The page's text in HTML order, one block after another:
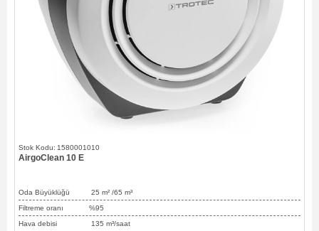
1580001010
AirgoClean 10 E
Oda Büyüklüğü 25 m² /65 m³
Filtreme oranı %95
Hava debisi 135 m³/saat